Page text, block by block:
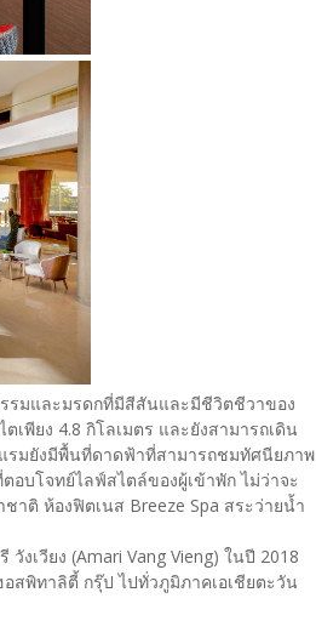
รมและมรดกที่มีสีสันและมีชีวิตชีวาของ
เพียง 4.8 กิโลเมตร และยังสามารถเดิน
รมยังมีพื้นที่ดาดฟ้าที่สามารถชมทัศนียภาพ
บโจทย์ไลฟ์สไตล์ของผู้เข้าพัก ไม่ว่าจะ
าติ ห้องฟิตเนส Breeze Spa สระว่ายน้ำ
งเวียง (Amari Vang Vieng) ในปี 2018
สพิทาลิตี้ กรุ๊ป ไปทั่วภูมิภาคเอเชียตะวัน